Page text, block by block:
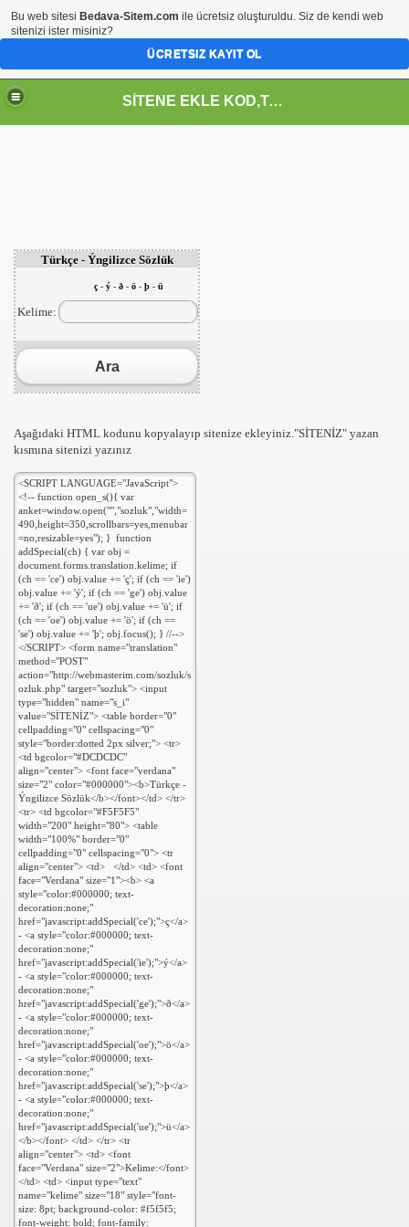
SİTENE EKLE KOD,TASARIM,MENU,ICON,ARAÇ,YAZI
Türkçe - Ýngilizce Sözlük
ç- ý- ð- ö- þ- ü
Kelime:
Ara
Aşağıdaki HTML kodunu kopyalayıp sitenize ekleyiniz."SİTENİZ" yazan
kısmına sitenizi yazınız
Bu web sitesi Bedava-Sitem.com ile ücretsiz oluşturuldu. Siz de kendi web
sitenizi ister misiniz?
ÜCRETSIZ KAYIT OL